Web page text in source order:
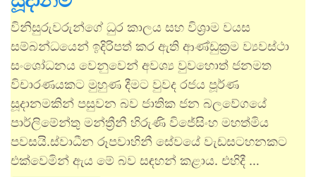
විනිසුරුවරුන්ගේ ධුර කාලය සහ විශ්‍රාම වයස
සම්බන්ධයෙන් ඉදිරිපත් කර ඇති ආණ්ඩුක්‍රම ව්‍යවස්ථා
සංශෝධනය වෙනුවෙන් අවශ්‍ය වුවහොත් ජනමත
විචාරණයකට මුහුණ දීමට වුවද රජය පූර්ණ
සූදානමකින් පසුවන බව ජාතික ජන බලවේගයේ
පාර්ලිමේන්තු මන්ත්‍රීනී හිරුණි විජේසිංහ මහත්මිය
පවසයි.ස්වාධීන රූපවාහිනී සේවයේ වැඩසටහනකට
එක්වෙමින් ඇය මේ බව සඳහන් කළාය. එහිදී …